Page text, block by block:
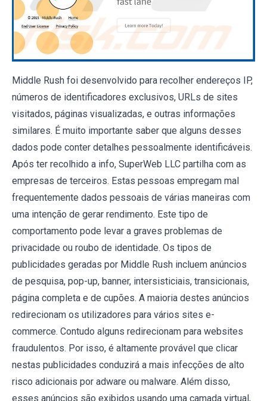
Middle Rush foi desenvolvido para recolher endereços IP,
números de identificadores exclusivos, URLs de sites
visitados, páginas visualizadas, e outras informações
similares. É muito importante saber que alguns desses
dados pode conter detalhes pessoalmente identificáveis.
Após ter recolhido a info, SuperWeb LLC partilha com as
empresas de terceiros. Estas pessoas empregam mal
frequentemente dados pessoais de várias maneiras com
uma intenção de gerar rendimento. Este tipo de
comportamento pode levar a graves problemas de
privacidade ou roubo de identidade. Os tipos de
publicidades geradas por Middle Rush incluem anúncios
de pesquisa, pop-up, banner, intersisticiais, transicionais,
página completa e de cupões. A maioria destes anúncios
redirecionam os utilizadores para vários sites e-
commerce. Contudo alguns redirecionam para websites
fraudulentos. Por isso, é altamente provável que clicar
nestas publicidades conduzirá a mais infecções de alto
risco adicionais por adware ou malware. Além disso,
esses anúncios são exibidos usando uma camada virtual,